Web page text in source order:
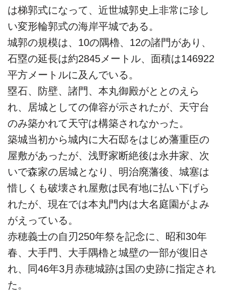
は梯郭式になって、近世城郭史上非常に珍し
い変形輪郭式の海岸平城である。
城郭の規模は、10の隅櫓、12の諸門があり、
石塁の延長は約2845メートル、面積は146922
平方メートルに及んでいる。
塁石、防壁、諸門、本丸御殿がととのえら
れ、居城としての偉容が示されたが、天守台
のみ築かれて天守は構築されなかった。
築城当初から城内に大石邸をはじめ藩重臣の
屋敷があったが、浅野家断絶後は永井家、次
いで森家の居城となり、明治廃藩後、城塞は
惜しくも破壊され屋敷は民有地に払い下げら
れたが、現在では本丸門内は大名庭園がよみ
がえっている。
赤穂義士の自刃250年祭を記念に、昭和30年
春、大手門、大手隅櫓と城壁の一部が復旧さ
れ、同46年3月赤穂城跡は国の史跡に指定され
た。